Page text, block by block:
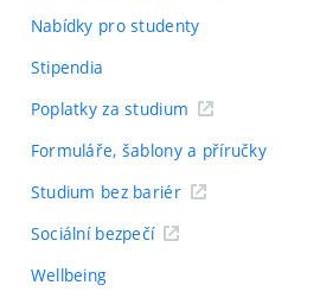
Nabídky pro studenty
Stipendia
Poplatky za studium
Formuláře, šablony a příručky
Studium bez bariér
Sociální bezpečí
Wellbeing